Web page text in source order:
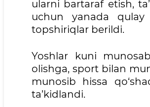
ularni bartaraf etish,
uchun yanada qulay
topshiriqlar berildi.
Yoshlar kuni
olishga, sport bilan
munosib hissa
ta’kidlandi.